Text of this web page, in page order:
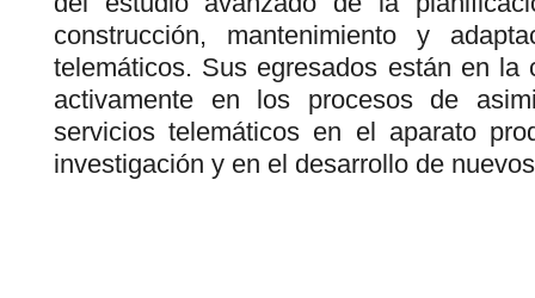
construcción, mantenimiento y
telemáticos. Sus egresados están en la
activamente en los procesos de
servicios telemáticos en el aparato
investigación y en el desarrollo de